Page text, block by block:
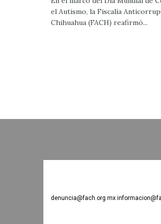
el Autismo, la Fiscalía
Chihuahua (FACH) reafirmó...
denuncia@fach.org.mx